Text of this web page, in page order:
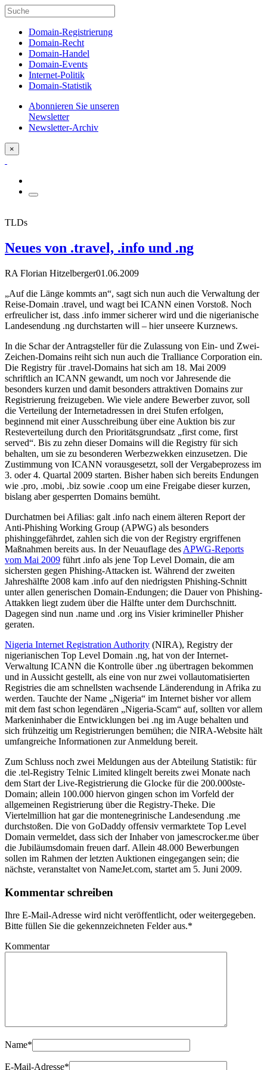
Domain-Registrierung
Domain-Recht
Domain-Handel
Domain-Events
Internet-Politik
Domain-Statistik
Abonnieren Sie unseren
Newsletter
Newsletter-Archiv
×
TLDs
Neues von .travel, .info und .ng
RA Florian Hitzelberger01.06.2009
„Auf die Länge kommts an“, sagt sich nun auch die Verwaltung der
Reise-Domain .travel, und wagt bei ICANN einen Vorstoß. Noch
erfreulicher ist, dass .info immer sicherer wird und die nigerianische
Landesendung .ng durchstarten will – hier unseere Kurznews.
In die Schar der Antragsteller für die Zulassung von Ein- und Zwei-
Zeichen-Domains reiht sich nun auch die Tralliance Corporation ein.
Die Registry für .travel-Domains hat sich am 18. Mai 2009
schriftlich an ICANN gewandt, um noch vor Jahresende die
besonders kurzen und damit besonders attraktiven Domains zur
Registrierung freizugeben. Wie viele andere Bewerber zuvor, soll
die Verteilung der Internetadressen in drei Stufen erfolgen,
beginnend mit einer Ausschreibung über eine Auktion bis zur
Resteverteilung durch den Prioritätsgrundsatz „first come, first
served“. Bis zu zehn dieser Domains will die Registry für sich
behalten, um sie zu besonderen Werbezwekken einzusetzen. Die
Zustimmung von ICANN vorausgesetzt, soll der Vergabeprozess im
3. oder 4. Quartal 2009 starten. Bisher haben sich bereits Endungen
wie .pro, .mobi, .biz sowie .coop um eine Freigabe dieser kurzen,
bislang aber gesperrten Domains bemüht.
Durchatmen bei Afilias: galt .info nach einem älteren Report der
Anti-Phishing Working Group (APWG) als besonders
phishinggefährdet, zahlen sich die von der Registry ergriffenen
Maßnahmen bereits aus. In der Neuauflage des APWG-Reports
vom Mai 2009 führt .info als jene Top Level Domain, die am
sichersten gegen Phishing-Attacken ist. Während der zweiten
Jahreshälfte 2008 kam .info auf den niedrigsten Phishing-Schnitt
unter allen generischen Domain-Endungen; die Dauer von Phishing-
Attakken liegt zudem über die Hälfte unter dem Durchschnitt.
Dagegen sind nun .name und .org ins Visier krimineller Phisher
geraten.
Nigeria Internet Registration Authority (NIRA), Registry der
nigerianischen Top Level Domain .ng, hat von der Internet-
Verwaltung ICANN die Kontrolle über .ng übertragen bekommen
und in Aussicht gestellt, als eine von nur zwei vollautomatisierten
Registries die am schnellsten wachsende Länderendung in Afrika zu
werden. Tauchte der Name „Nigeria“ im Internet bisher vor allem
mit dem fast schon legendären „Nigeria-Scam“ auf, sollten vor allem
Markeninhaber die Entwicklungen bei .ng im Auge behalten und
sich frühzeitig um Registrierungen bemühen; die NIRA-Website hält
umfangreiche Informationen zur Anmeldung bereit.
Zum Schluss noch zwei Meldungen aus der Abteilung Statistik: für
die .tel-Registry Telnic Limited klingelt bereits zwei Monate nach
dem Start der Live-Registrierung die Glocke für die 200.000ste-
Domain; allein 100.000 hiervon gingen schon im Vorfeld der
allgemeinen Registrierung über die Registry-Theke. Die
Viertelmillion hat gar die montenegrinische Landesendung .me
durchstoßen. Die von GoDaddy offensiv vermarktete Top Level
Domain vermeldet, dass sich der Inhaber von jamescrocker.me über
die Jubiläumsdomain freuen darf. Allein 48.000 Bewerbungen
sollen im Rahmen der letzten Auktionen eingegangen sein; die
nächste, veranstaltet von NameJet.com, startet am 5. Juni 2009.
Kommentar schreiben
Ihre E-Mail-Adresse wird nicht veröffentlicht, oder weitergegeben.
Bitte füllen Sie die gekennzeichneten Felder aus.*
Kommentar
Name*
E-Mail-Adresse*